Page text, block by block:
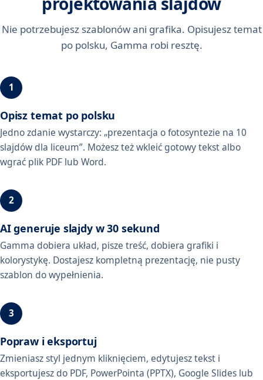
Nie potrzebujesz szablonów ani grafika. Opisujesz temat
po polsku, Gamma robi resztę.
Opisz temat po polsku
Jedno zdanie wystarczy: „prezentacja o fotosyntezie na 10
slajdów dla liceum”. Możesz też wkleić gotowy tekst albo
wgrać plik PDF lub Word.
AI generuje slajdy w 30 sekund
Gamma dobiera układ, pisze treść, dobiera grafiki i
kolorystykę. Dostajesz kompletną prezentację, nie pusty
szablon do wypełnienia.
Popraw i eksportuj
Zmieniasz styl jednym kliknięciem, edytujesz tekst i
eksportujesz do PDF, PowerPointa (PPTX), Google Slides lub